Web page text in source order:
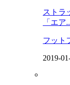
ストラ
「エア
フット
2019-